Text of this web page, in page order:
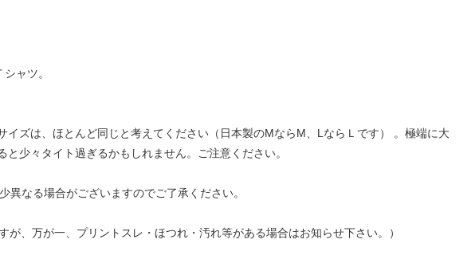
ャツ。
ズは、ほとんど同じと考えてください（日本製のMならM、LならＬです） 。極端に大
少々タイト過ぎるかもしれません。ご注意ください。
なる場合がございますのでご了承ください。
、万が一、プリントスレ・ほつれ・汚れ等がある場合はお知らせ下さい。）